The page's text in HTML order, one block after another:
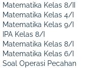
Matematika Kelas 8/II
Matematika Kelas 4/I
Matematika Kelas 9/I
IPA Kelas 8/I
Matematika Kelas 8/I
Matematika Kelas 6/I
Soal Operasi Pecahan